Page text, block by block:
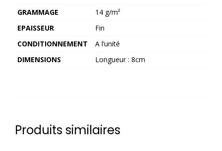
GRAMMAGE
14 g/m²
EPAISSEUR
Fin
CONDITIONNEMENT
A l’unité
DIMENSIONS
Longueur : 8cm
Produits similaires